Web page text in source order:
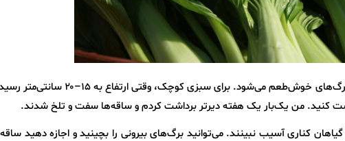
برداشت به‌موقع باعث ساقه‌های لطیف و برگ‌های خوش‌طعم می‌شود. برای سبزی کوچک،
کنید. من یک‌بار یک هفته دیرتر برداشت کردم و ساقه‌ها سفت و تلخ شدند.
گیاهان کناری آسیب نبینند. می‌توانید برگ‌های بیرونی را بچینید و اجازه دهید